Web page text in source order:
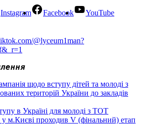
Instagram Facebook
YouTube
@lyceum1man?
щодо вступу дітей та молоді з
територій України до закладів
в Україні для молоді з ТОТ
м.Києві проходив V (фінальний) етап